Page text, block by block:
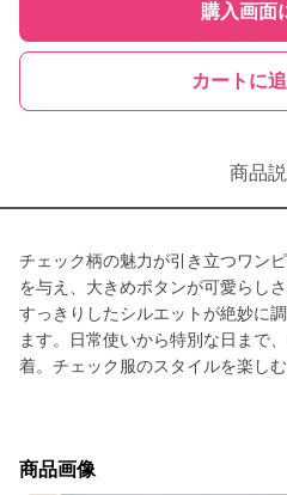
購入画面
カートに
商品
チェック柄の魅力が引き立つワン
を与え、大きめボタンが可愛らし
すっきりしたシルエットが絶妙に
ます。日常使いから特別な日まで
着。チェック服のスタイルを楽し
商品画像